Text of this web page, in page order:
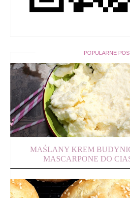
POPULARNE
MAŚLANY KREM
MASCARPONE DO